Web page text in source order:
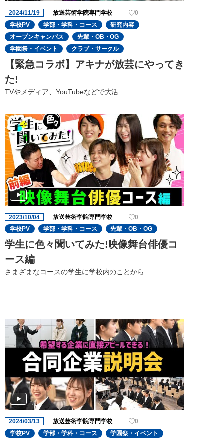
2024/11/19 放送芸術学院専門学校
0
学校PV
学部・学科・コース
研究内容
オープンキャンパス
先輩・OB・OG
学園祭・イベント
クラブ・サークル
【緊急コラボ】アキナが放芸にやってき
た!
TVやメディア、YouTubeなどで大活...
2023/10/04 放送芸術学院専門学校
0
学校PV
学部・学科・コース 先輩・OB・OG
学生に色々聞いてみた!映像舞台俳優コ
ース編
さまざまなコースの学生に学校内のことから...
2024/03/13 放送芸術学院専門学校
0
学校PV
学部・学科・コース 学園祭・イベント